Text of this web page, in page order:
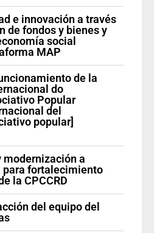
e innovación a través
de fondos y bienes y
social
MAP
de la
do
Popular
del
popular]
modernización a
para fortalecimiento
la CPCCRD
del equipo del